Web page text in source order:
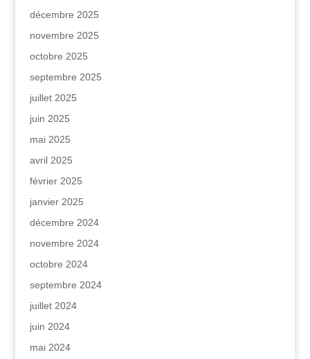
décembre 2025
novembre 2025
octobre 2025
septembre 2025
juillet 2025
juin 2025
mai 2025
avril 2025
février 2025
janvier 2025
décembre 2024
novembre 2024
octobre 2024
septembre 2024
juillet 2024
juin 2024
mai 2024